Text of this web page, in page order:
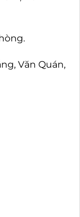
Văn Quán,